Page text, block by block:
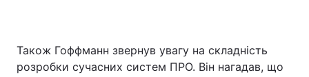
Також Гоффманн звернув увагу на складність
розробки сучасних систем ПРО. Він нагадав, що